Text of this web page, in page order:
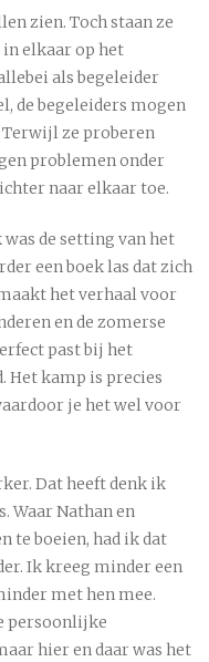
zien. Toch staan ze
in elkaar op het
als begeleider
de begeleiders mogen
ze proberen
problemen onder
naar elkaar toe.
de setting van het
een boek las dat zich
het verhaal voor
en de zomerse
past bij het
Het kamp is precies
je het wel voor
Dat heeft denk ik
Waar Nathan en
te boeien, had ik dat
Ik kreeg minder een
met hen mee.
persoonlijke
hier en daar was het